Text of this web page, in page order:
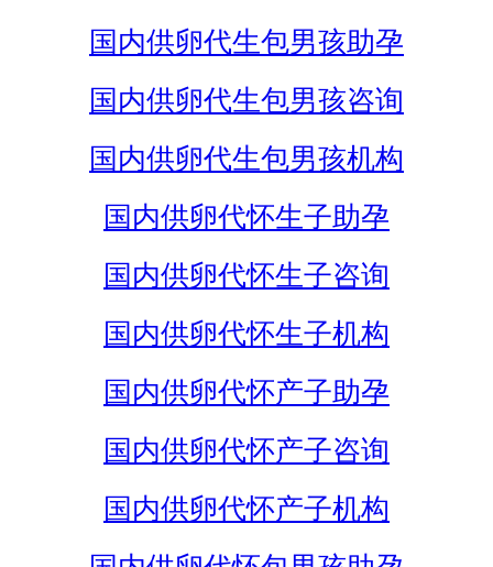
国内供卵代生包男孩助孕
国内供卵代生包男孩咨询
国内供卵代生包男孩机构
国内供卵代怀生子助孕
国内供卵代怀生子咨询
国内供卵代怀生子机构
国内供卵代怀产子助孕
国内供卵代怀产子咨询
国内供卵代怀产子机构